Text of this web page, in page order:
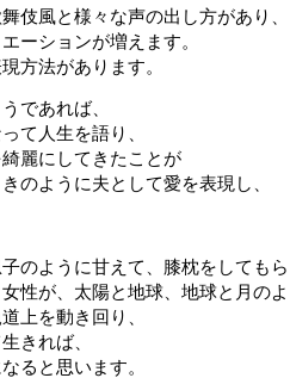
伎風と様々な声の出し方があり、
ーションが増えます。
方法があります。
であれば、
て人生を語り、
麗にしてきたことが
のように夫として愛を表現し、
のように甘えて、膝枕をしても
性が、太陽と地球、地球と月の
上を動き回り、
きれば、
ると思います。